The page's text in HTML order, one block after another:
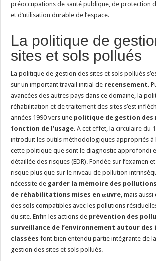
préoccupations de santé publique, de protection
et d’utilisation durable de l’espace.
La politique de
sites et sols pollués
La politique de gestion des sites et sols pollués
sur un important travail initial de recensement.
avancées des autres pays dans ce domaine, la
réhabilitation et de traitement des sites s’est
années 1990 vers une politique de gestion des
fonction de l’usage. A cet effet, lacirculaire du
introduit les outils méthodologiques appropriés à
cette politique que sont le diagnostic approfondi
détaillée des risques (EDR). Fondée sur l’examen
risque plus que sur le niveau de pollution
nécessite de garder la mémoire des
de réhabilitations mises en œuvre, mais
des sols compatibles avec les pollutions
du site. Enfin les actions de prévention des
surveillance de l’environnement autour
classées font bien entendu partie intégrante de
gestion des sites et sols pollués.